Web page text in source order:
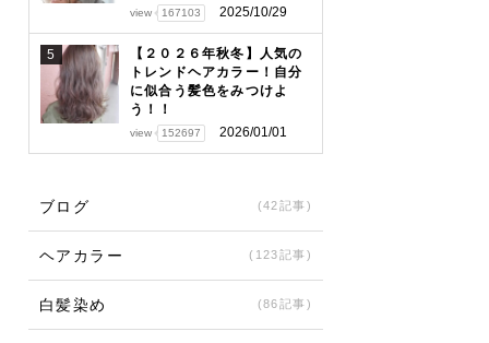
view 167103 2025/10/29
5
【２０２６年秋冬】人気の
トレンドヘアカラー！自分
に似合う髪色をみつけよ
う！！
view 152697 2026/01/01
ブログ (42記事)
ヘアカラー (123記事)
白髪染め (86記事)